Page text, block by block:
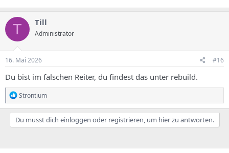
T Till
Administrator
16. Mai 2026 #16
Du bist im falschen Reiter, du findest das unter rebuild.
R
e
a
k
t
Strontium
Du musst dich einloggen oder registrieren, um hier zu antworten.